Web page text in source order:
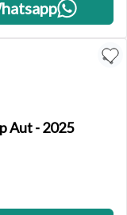
Aut - 2025